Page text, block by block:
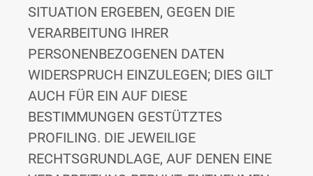
SITUATION ERGEBEN, GEGEN DIE
VERARBEITUNG IHRER
PERSONENBEZOGENEN DATEN
WIDERSPRUCH EINZULEGEN; DIES GILT
AUCH FÜR EIN AUF DIESE
BESTIMMUNGEN GESTÜTZTES
PROFILING. DIE JEWEILIGE
RECHTSGRUNDLAGE, AUF DENEN EINE